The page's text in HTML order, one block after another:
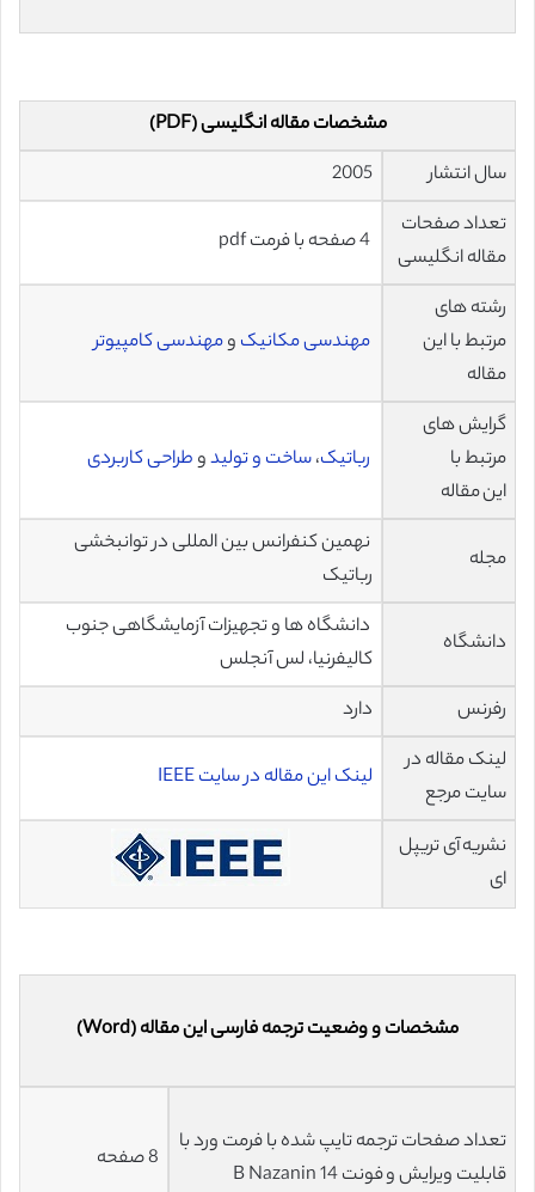
مشخصات مقاله انگلیسی (PDF)
سال انتشار
2005
تعداد صفحات
مقاله انگلیسی
رشته های
مرتبط با این
مقاله
مهندسی مکانیک ومهندسی کامپیوتر
گرایش های
مرتبط با
این مقاله
رباتیک،ساخت و تولیدوطراحی کاربردی
مجله
نهمین کنفرانس بین المللی در توانبخشی
رباتیک
دانشگاه
دانشگاه ها و تجهیزات آزمایشگاهی جنوب
کالیفرنیا، لس آنجلس
رفرنس
دارد
لینک مقاله در
سایت مرجع
لینک این مقاله در سایت IEEE
نشریه آی تریپل
ای
مشخصات و وضعیت ترجمه فارسی این مقاله (Word)
تعداد صفحات ترجمه تایپ شده با فرمت ورد با
قابلیت ویرایش و فونت 14 B Nazanin
8 صفحه